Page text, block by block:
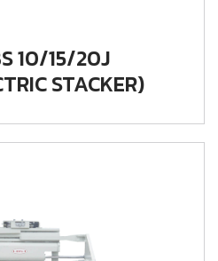
10/15/20J
STACKER)